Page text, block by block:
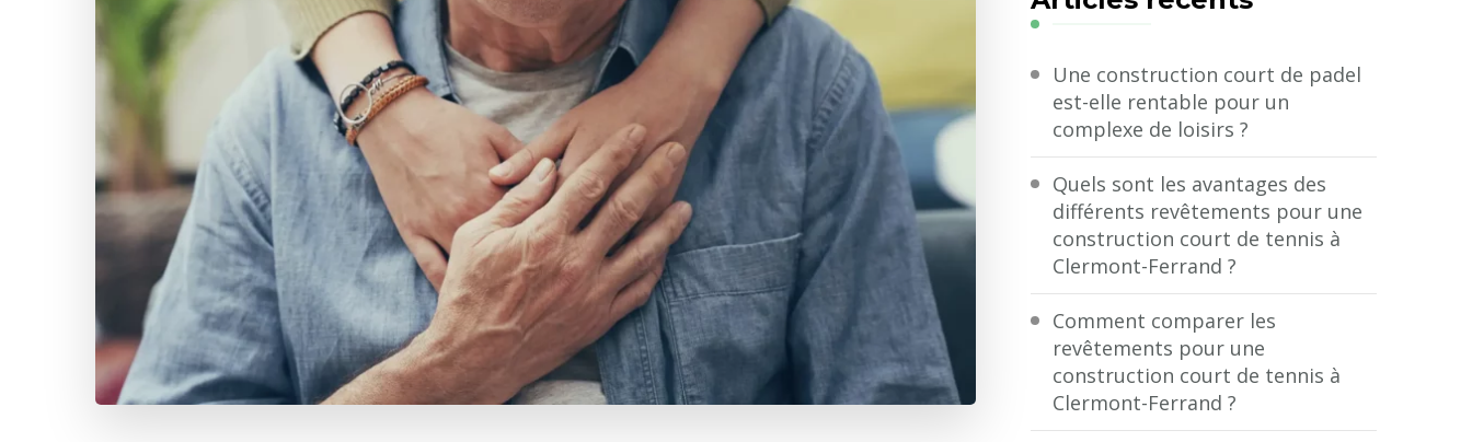
?
Une construction court de padel
est-elle rentable pour un
complexe de loisirs ?
Quels sont les avantages des
différents revêtements pour une
construction court de tennis à
Clermont-Ferrand ?
Comment comparer les
revêtements pour une
construction court de tennis à
Clermont-Ferrand ?